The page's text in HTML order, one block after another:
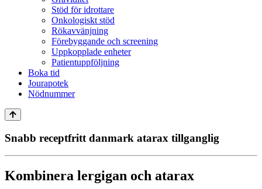
Stöd för idrottare
Onkologiskt stöd
Rökavvänjning
Förebyggande och screening
Uppkopplade enheter
Patientuppföljning
Boka tid
Jourapotek
Nödnummer
Snabb receptfritt danmark atarax tillganglig
Kombinera lergigan och atarax